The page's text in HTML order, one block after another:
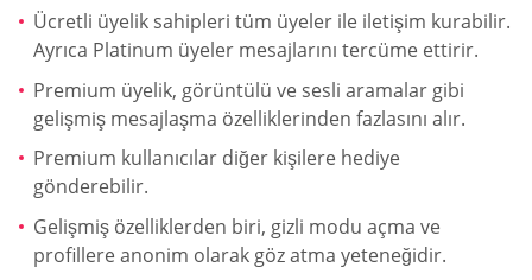
Ücretli üyelik sahipleri tüm üyeler ile iletişim kurabilir.
Ayrıca Platinum üyeler mesajlarını tercüme ettirir.
Premium üyelik, görüntülü ve sesli aramalar gibi
gelişmiş mesajlaşma özelliklerinden fazlasını alır.
Premium kullanıcılar diğer kişilere hediye
gönderebilir.
Gelişmiş özelliklerden biri, gizli modu açma ve
profillere anonim olarak göz atma yeteneğidir.